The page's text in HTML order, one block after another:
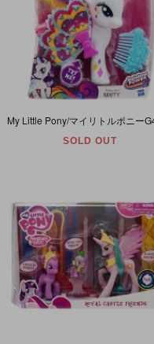
SOLD OUT